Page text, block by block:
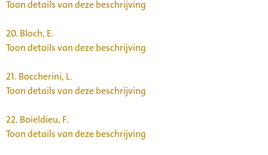
Toon details van deze beschrijving
20. Bloch, E.
Toon details van deze beschrijving
21. Boccherini, L.
Toon details van deze beschrijving
22. Boieldieu, F.
Toon details van deze beschrijving